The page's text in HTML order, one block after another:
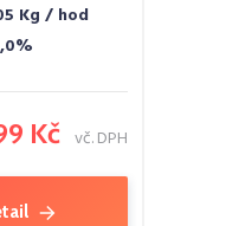
Kg / hod
Kč vč. DPH